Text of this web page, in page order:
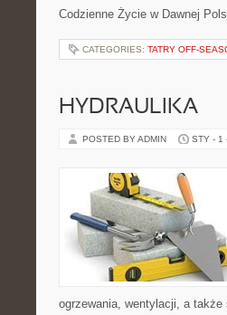
Codzienne Życie w Dawnej
CATEGORIES: TATRY OFF-
HYDRAULIKA
POSTED BY ADMIN STY - 1
ogrzewania, wentylacji, a